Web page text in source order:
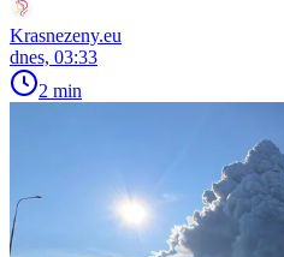
Krasnezeny.eu
dnes, 03:33
2 min